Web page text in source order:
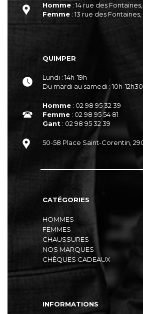
Homme : 14 rue des
Femme : 13 rue des
QUIMPER
Lundi : 14h-19h
Du mardi au samedi : 10h-12h30
Homme : 02 98 95 32 39
Femme : 02 98 95 54 81
Gant : 02 98 95 32 39
50-58 Place Saint-Corentin,
CATÉGORIES
HOMMES
FEMMES
CHAUSSURES
NOS MARQUES
CHÈQUES CADEAUX
INFORMATIONS